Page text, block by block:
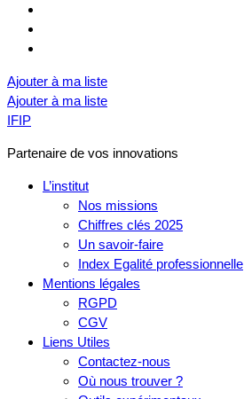
Ajouter à ma liste
Ajouter à ma liste
IFIP
Partenaire de vos innovations
L’institut
Nos missions
Chiffres clés 2025
Un savoir-faire
Index Egalité professionnelle
Mentions légales
RGPD
CGV
Liens Utiles
Contactez-nous
Où nous trouver ?